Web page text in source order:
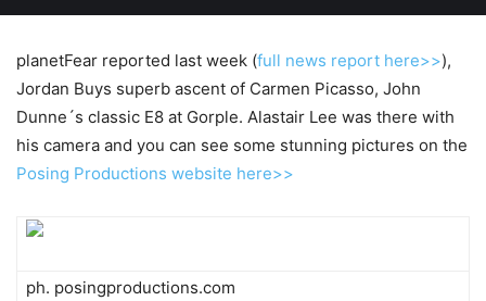
planetFear reported last week (full news report here>>),
Jordan Buys superb ascent of Carmen Picasso, John
Dunne´s classic E8 at Gorple. Alastair Lee was there with
his camera and you can see some stunning pictures on the
Posing Productions website here>>
ph. posingproductions.com